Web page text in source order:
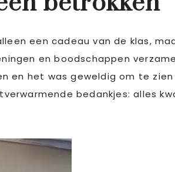
een cadeau van de klas,
en boodschappen
het was geweldig om te
bedankjes: alles